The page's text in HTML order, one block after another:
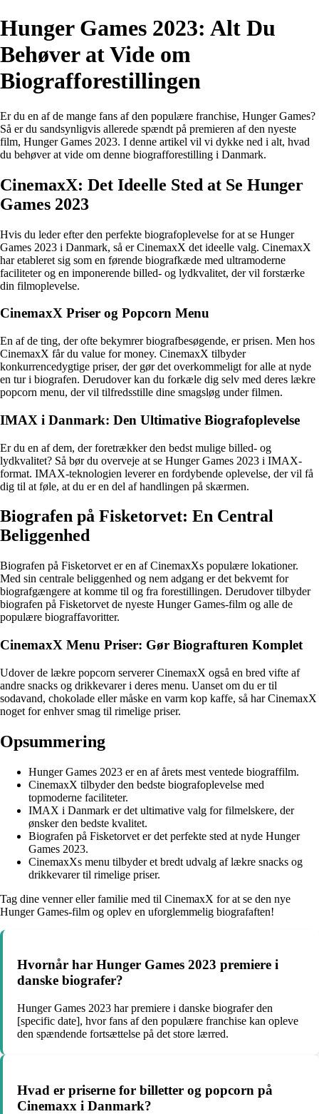
Hunger Games 2023: Alt Du
Behøver at Vide om
Biografforestillingen
Er du en af de mange fans af den populære franchise, Hunger Games?
Så er du sandsynligvis allerede spændt på premieren af den nyeste
film, Hunger Games 2023. I denne artikel vil vi dykke ned i alt, hvad
du behøver at vide om denne biografforestilling i Danmark.
CinemaxX: Det Ideelle Sted at Se Hunger
Games 2023
Hvis du leder efter den perfekte biografoplevelse for at se Hunger
Games 2023 i Danmark, så er CinemaxX det ideelle valg. CinemaxX
har etableret sig som en førende biografkæde med ultramoderne
faciliteter og en imponerende billed- og lydkvalitet, der vil forstærke
din filmoplevelse.
CinemaxX Priser og Popcorn Menu
En af de ting, der ofte bekymrer biografbesøgende, er prisen. Men hos
CinemaxX får du value for money. CinemaxX tilbyder
konkurrencedygtige priser, der gør det overkommeligt for alle at nyde
en tur i biografen. Derudover kan du forkæle dig selv med deres lækre
popcorn menu, der vil tilfredsstille dine smagsløg under filmen.
IMAX i Danmark: Den Ultimative Biografoplevelse
Er du en af dem, der foretrækker den bedst mulige billed- og
lydkvalitet? Så bør du overveje at se Hunger Games 2023 i IMAX-
format. IMAX-teknologien leverer en fordybende oplevelse, der vil få
dig til at føle, at du er en del af handlingen på skærmen.
Biografen på Fisketorvet: En Central
Beliggenhed
Biografen på Fisketorvet er en af CinemaxXs populære lokationer.
Med sin centrale beliggenhed og nem adgang er det bekvemt for
biografgængere at komme til og fra forestillingen. Derudover tilbyder
biografen på Fisketorvet de nyeste Hunger Games-film og alle de
populære biograffavoritter.
CinemaxX Menu Priser: Gør Biografturen Komplet
Udover de lækre popcorn serverer CinemaxX også en bred vifte af
andre snacks og drikkevarer i deres menu. Uanset om du er til
sodavand, chokolade eller måske en varm kop kaffe, så har CinemaxX
noget for enhver smag til rimelige priser.
Opsummering
Hunger Games 2023 er en af årets mest ventede biograffilm.
CinemaxX tilbyder den bedste biografoplevelse med
topmoderne faciliteter.
IMAX i Danmark er det ultimative valg for filmelskere, der
ønsker den bedste kvalitet.
Biografen på Fisketorvet er det perfekte sted at nyde Hunger
Games 2023.
CinemaxXs menu tilbyder et bredt udvalg af lækre snacks og
drikkevarer til rimelige priser.
Tag dine venner eller familie med til CinemaxX for at se den nye
Hunger Games-film og oplev en uforglemmelig biografaften!
Hvornår har Hunger Games 2023 premiere i
danske biografer?
Hunger Games 2023 har premiere i danske biografer den
[specific date], hvor fans af den populære franchise kan opleve
den spændende fortsættelse på det store lærred.
Hvad er priserne for billetter og popcorn på
Cinemaxx i Danmark?